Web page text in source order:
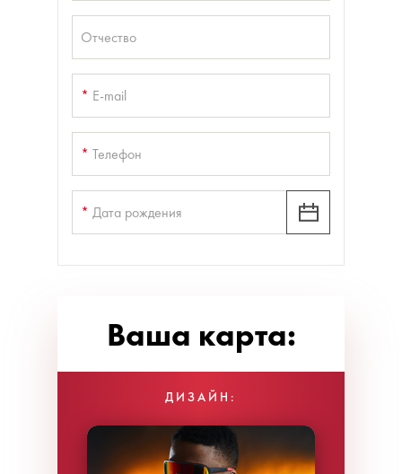
Отчество
* E-mail
* Телефон
* Дата рождения
Ваша карта:
ДИЗАЙН: